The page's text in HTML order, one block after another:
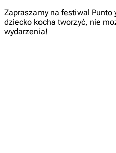
Zapraszamy na festiwal Punto
dziecko kocha tworzyć, nie
wydarzenia!